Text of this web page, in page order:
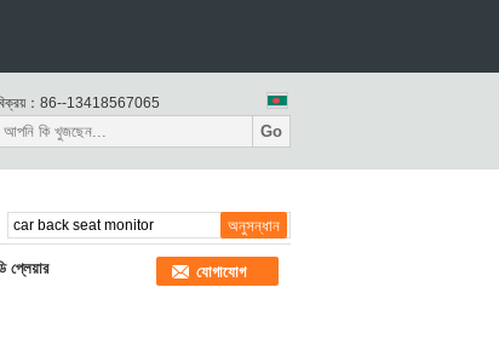
： 86--13418567065
Go
প্লেয়ার যোগাযোগ